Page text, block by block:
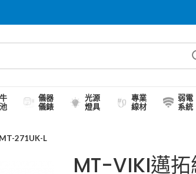
儀器
儀錶
光源
燈具
專業
線材
弱電
系統
271UK-L
MT-VIKI邁拓